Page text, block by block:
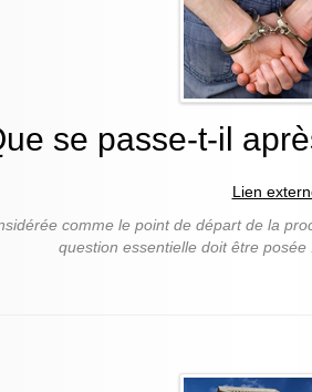
se passe-t-il
Lien
comme le point de départ de la
question essentielle doit être